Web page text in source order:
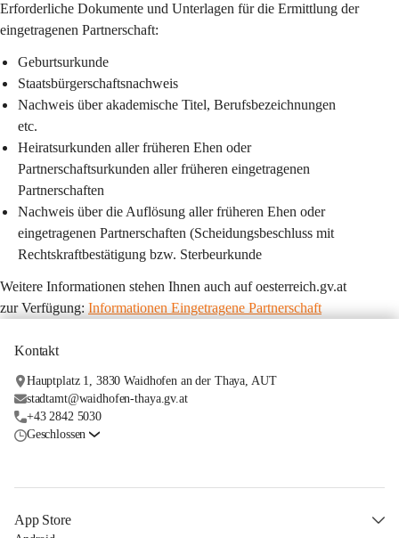
Erforderliche Dokumente und Unterlagen für die Ermittlung der
eingetragenen Partnerschaft:
Geburtsurkunde
Staatsbürgerschaftsnachweis
Nachweis über akademische Titel, Berufsbezeichnungen
etc.
Heiratsurkunden aller früheren Ehen oder
Partnerschaftsurkunden aller früheren eingetragenen
Partnerschaften
Nachweis über die Auflösung aller früheren Ehen oder
eingetragenen Partnerschaften (Scheidungsbeschluss mit
Rechtskraftbestätigung bzw. Sterbeurkunde
Weitere Informationen stehen Ihnen auch auf oesterreich.gv.at
zur Verfügung: Informationen Eingetragene Partnerschaft
Kontakt
Hauptplatz 1, 3830 Waidhofen an der Thaya, AUT
stadtamt@waidhofen-thaya.gv.at
+43 2842 5030
Geschlossen
App Store